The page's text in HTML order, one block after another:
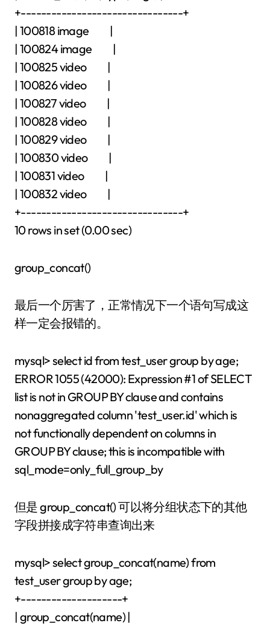
+--------------------------------+
| 100818 image |
| 100824 image |
| 100825 video |
| 100826 video |
| 100827 video |
| 100828 video |
| 100829 video |
| 100830 video |
| 100831 video |
| 100832 video |
+--------------------------------+
10 rows in set (0.00 sec)
group_concat()
最后一个厉害了，正常情况下一个语句写成这
样一定会报错的。
mysql> select id from test_user group by age;
ERROR 1055 (42000): Expression #1 of SELECT
list is not in GROUP BY clause and contains
nonaggregated column 'test_user.id' which is
not functionally dependent on columns in
GROUP BY clause; this is incompatible with
sql_mode=only_full_group_by
但是 group_concat() 可以将分组状态下的其他
字段拼接成字符串查询出来
mysql> select group_concat(name) from
test_user group by age;
+--------------------+
| group_concat(name) |